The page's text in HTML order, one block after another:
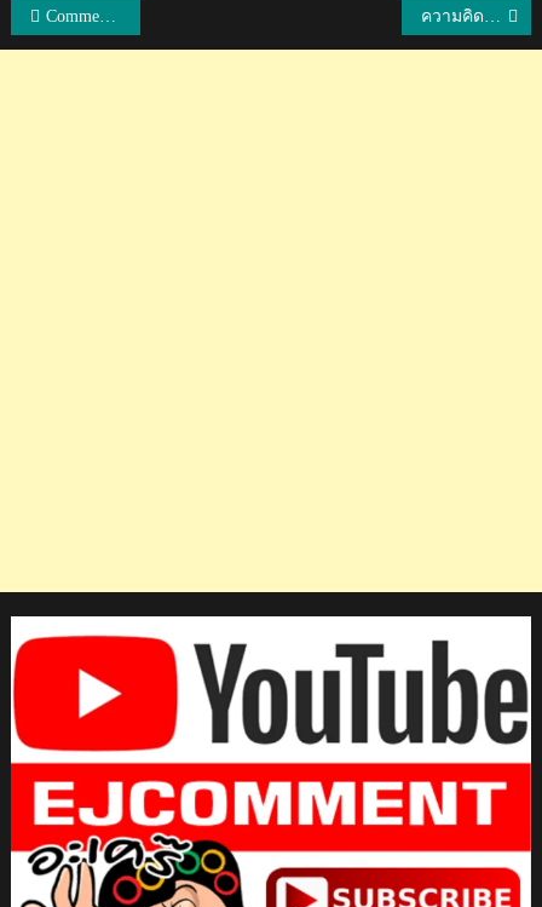
แนะแนว
Comment ชาวอินโดนีเซียหลังชนาธิปยิง 2 จ่าย 2 ช่วยให้ซัปโปโรชนะชิมิสุ 8-0